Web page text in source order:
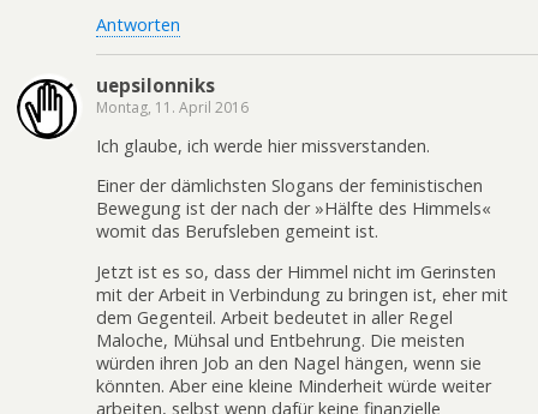
Antworten
uepsilonniks
Montag, 11. April 2016
Ich glaube, ich werde hier missverstanden.
Einer der dämlichsten Slogans der feministischen
Bewegung ist der nach der »Hälfte des Himmels«
womit das Berufsleben gemeint ist.
Jetzt ist es so, dass der Himmel nicht im Gerinsten
mit der Arbeit in Verbindung zu bringen ist, eher mit
dem Gegenteil. Arbeit bedeutet in aller Regel
Maloche, Mühsal und Entbehrung. Die meisten
würden ihren Job an den Nagel hängen, wenn sie
könnten. Aber eine kleine Minderheit würde weiter
arbeiten, selbst wenn dafür keine finanzielle